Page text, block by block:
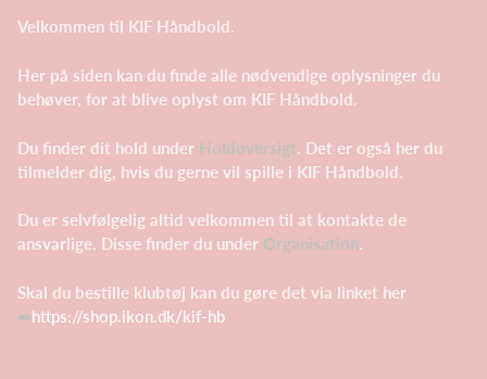
Velkommen til KIF Håndbold.
Her på siden kan du finde alle nødvendige oplysninger du
behøver, for at blive oplyst om KIF Håndbold.
Du finder dit hold under Holdoversigt . Det er også her du
tilmelder dig, hvis du gerne vil spille i KIF Håndbold.
Du er selvfølgelig altid velkommen til at kontakte de
ansvarlige. Disse finder du under Organisation.
Skal du bestille klubtøj kan du gøre det via linket her
➡https://shop.ikon.dk/kif-hb